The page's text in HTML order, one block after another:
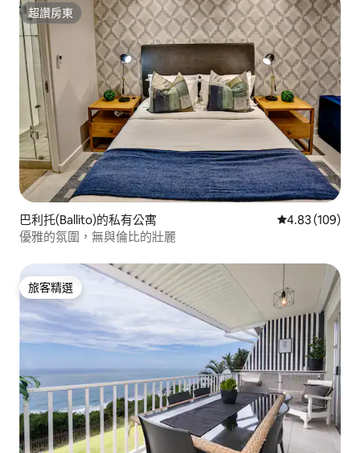
超讚房東
超讚房東
巴利托(Ballito)的私有公寓 從 109 則評價
4.83 (109)
優雅的氛圍，無與倫比的壯麗
旅客精選
旅客精選